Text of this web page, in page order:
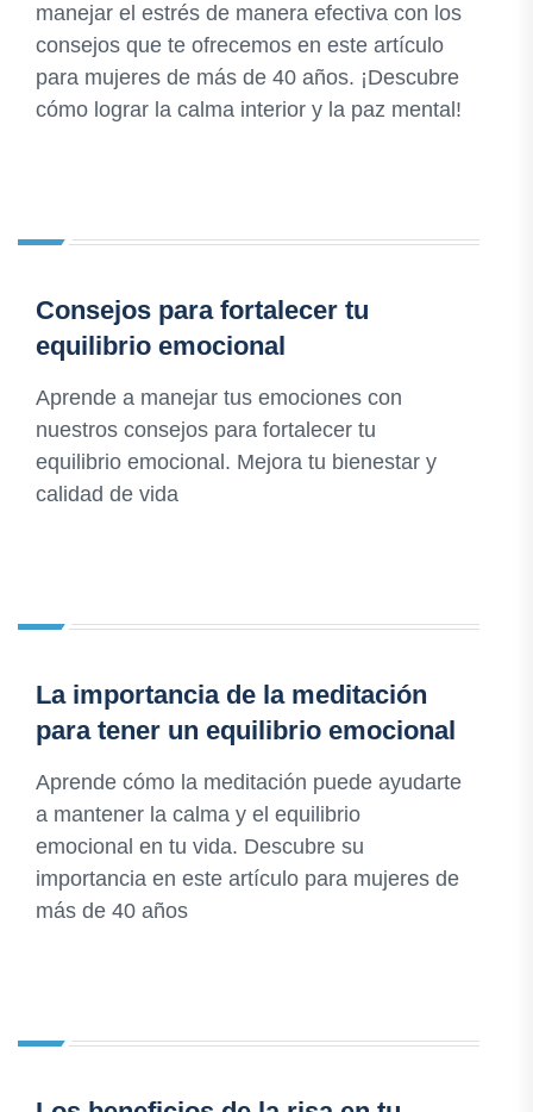
manejar el estrés de manera efectiva con los
consejos que te ofrecemos en este artículo
para mujeres de más de 40 años. ¡Descubre
cómo lograr la calma interior y la paz mental!
Consejos para fortalecer tu
equilibrio emocional
Aprende a manejar tus emociones con
nuestros consejos para fortalecer tu
equilibrio emocional. Mejora tu bienestar y
calidad de vida
La importancia de la meditación
para tener un equilibrio emocional
Aprende cómo la meditación puede ayudarte
a mantener la calma y el equilibrio
emocional en tu vida. Descubre su
importancia en este artículo para mujeres de
más de 40 años